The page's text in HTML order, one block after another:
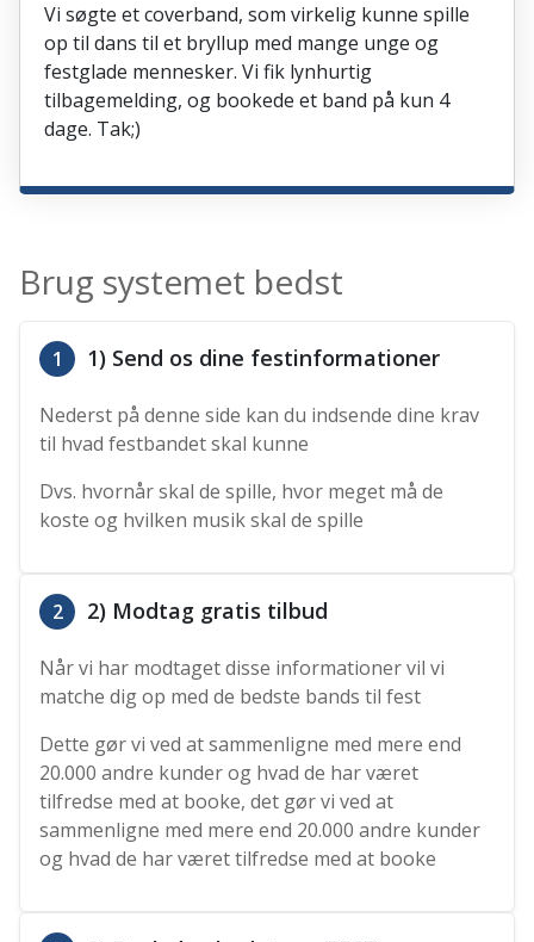
Vi søgte et coverband, som virkelig kunne spille
op til dans til et bryllup med mange unge og
festglade mennesker. Vi fik lynhurtig
tilbagemelding, og bookede et band på kun 4
dage. Tak;)
Brug systemet bedst
1 1) Send os dine festinformationer
Nederst på denne side kan du indsende dine krav
til hvad festbandet skal kunne
Dvs. hvornår skal de spille, hvor meget må de
koste og hvilken musik skal de spille
2 2) Modtag gratis tilbud
Når vi har modtaget disse informationer vil vi
matche dig op med de bedste bands til fest
Dette gør vi ved at sammenligne med mere end
20.000 andre kunder og hvad de har været
tilfredse med at booke, det gør vi ved at
sammenligne med mere end 20.000 andre kunder
og hvad de har været tilfredse med at booke